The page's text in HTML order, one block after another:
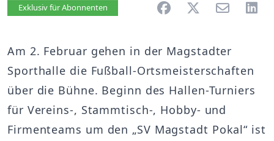
Artikel vorlesen
Exklusiv für Abonnenten
Am 2. Februar gehen in der Magstadter
Sporthalle die Fußball-Ortsmeisterschaften
über die Bühne. Beginn des Hallen-Turniers
für Vereins-, Stammtisch-, Hobby- und
Firmenteams um den „SV Magstadt Pokal“ ist